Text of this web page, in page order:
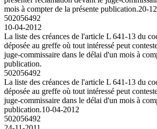
mois à compter de la présente publication.20-
502056492
10-04-2012
La liste des créances de l'article L 641-13 du
déposée au greffe où tout intéressé peut
juge-commissaire dans le délai d'un mois à
publication.
502056492
La liste des créances de l'article L 641-13 du
déposée au greffe où tout intéressé peut
juge-commissaire dans le délai d'un mois à
publication.10-04-2012
502056492